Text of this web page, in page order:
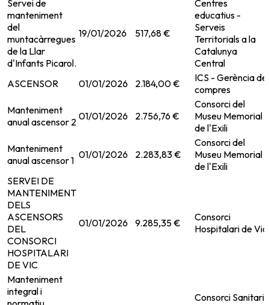
Servei de
manteniment
del
muntacàrregues
de la Llar
d'Infants Picarol.
19/01/2026 517,68 €
Centres
educatius -
Serveis
Territorials a la
Catalunya
Central
ASCENSOR
01/01/2026 2.184,00 €
ICS - Gerència de
compres
Manteniment
anual ascensor 2 01/01/2026 2.756,76 €
Consorci del
Museu Memorial
de l'Exili
Manteniment
anual ascensor 1 01/01/2026 2.283,83 €
Consorci del
Museu Memorial
de l'Exili
SERVEI DE
MANTENIMENT
DELS
ASCENSORS
DEL
CONSORCI
HOSPITALARI
DE VIC
01/01/2026 9.285,35 €
Consorci
Hospitalari de Vic
Manteniment
integral i
Consorci Sanitari